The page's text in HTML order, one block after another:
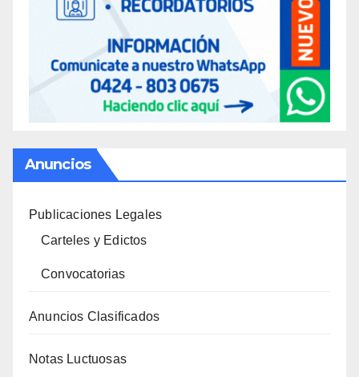
Anuncios
Publicaciones Legales
Carteles y Edictos
Convocatorias
Anuncios Clasificados
Notas Luctuosas